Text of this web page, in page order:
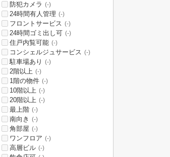
防犯カメラ (-)
24時間有人管理 (-)
フロントサービス (-)
24時間ゴミ出し可 (-)
住戸内覧可能 (-)
コンシェルジュサービス (-)
駐車場あり (-)
2階以上 (-)
1階の物件 (-)
10階以上 (-)
20階以上 (-)
最上階 (-)
南向き (-)
角部屋 (-)
ワンフロア (-)
高層ビル (-)